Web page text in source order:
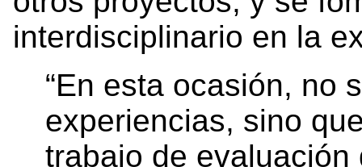
interdisciplinario en la
“En esta ocasión, no
experiencias, sino
trabajo de